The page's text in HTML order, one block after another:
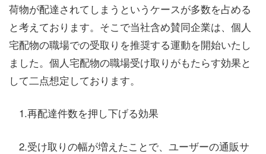
荷物が配達されてしまうというケースが多数を占める
と考えております。そこで当社含め賛同企業は、個人
宅配物の職場での受取りを推奨する運動を開始いたし
ました。個人宅配物の職場受け取りがもたらす効果と
して二点想定しております。
1.再配達件数を押し下げる効果
2.受け取りの幅が増えたことで、ユーザーの通販サ